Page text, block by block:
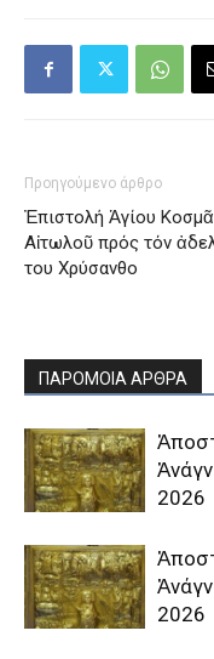
Προηγούμενο άρθρο
Ἐπιστολή Ἁγίου
Αἰτωλοῦ πρός τόν
του Χρύσανθο
ΠΑΡΟΜΟΙΑ ΑΡΘΡΑ
2026
2026